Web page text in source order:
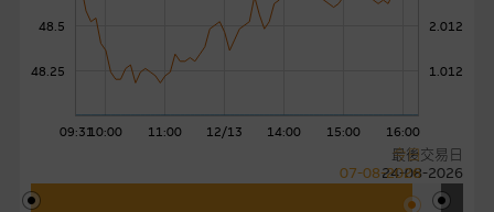
09:3110:00 11:00 12/13 14:00 15:00 16:00
1.012
2.012
48.25
48.5
今日
07-08-2026
最後交易日
24-08-2026